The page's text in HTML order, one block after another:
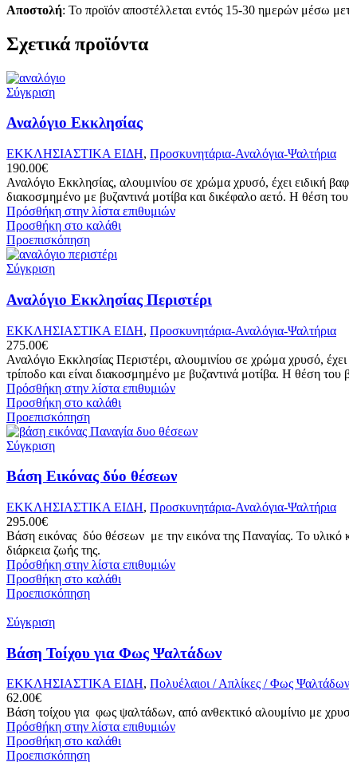
Αποστολή: Το προϊόν αποστέλλεται εντός 15-30 ημερών μέσω
Σχετικά προϊόντα
Σύγκριση
Αναλόγιο Εκκλησίας
ΕΚΚΛΗΣΙΑΣΤΙΚΑ ΕΙΔΗ, Προσκυνητάρια-Αναλόγια-Ψαλτήρια
190.00€
Αναλόγιο Εκκλησίας, αλουμινίου σε χρώμα χρυσό, έχει ειδική
διακοσμημένο με βυζαντινά μοτίβα και δικέφαλο αετό. Η θέση
Πρόσθήκη στην λίστα επιθυμιών
Προσθήκη στο καλάθι
Προεπισκόπηση
Σύγκριση
Αναλόγιο Εκκλησίας Περιστέρι
ΕΚΚΛΗΣΙΑΣΤΙΚΑ ΕΙΔΗ, Προσκυνητάρια-Αναλόγια-Ψαλτήρια
275.00€
Αναλόγιο Εκκλησίας Περιστέρι, αλουμινίου σε χρώμα χρυσό,
τρίποδο και είναι διακοσμημένο με βυζαντινά μοτίβα. Η θέση
Πρόσθήκη στην λίστα επιθυμιών
Προσθήκη στο καλάθι
Προεπισκόπηση
Σύγκριση
Βάση Εικόνας δύο θέσεων
ΕΚΚΛΗΣΙΑΣΤΙΚΑ ΕΙΔΗ, Προσκυνητάρια-Αναλόγια-Ψαλτήρια
295.00€
Βάση εικόνας δύο θέσεων με την εικόνα της Παναγίας. Το υλικό
διάρκεια ζωής της.
Πρόσθήκη στην λίστα επιθυμιών
Προσθήκη στο καλάθι
Προεπισκόπηση
Σύγκριση
Βάση Τοίχου για Φως Ψαλτάδων
ΕΚΚΛΗΣΙΑΣΤΙΚΑ ΕΙΔΗ, Πολυέλαιοι / Απλίκες / Φως
62.00€
Βάση τοίχου για φως ψαλτάδων, από ανθεκτικό αλουμίνιο με
Πρόσθήκη στην λίστα επιθυμιών
Προσθήκη στο καλάθι
Προεπισκόπηση